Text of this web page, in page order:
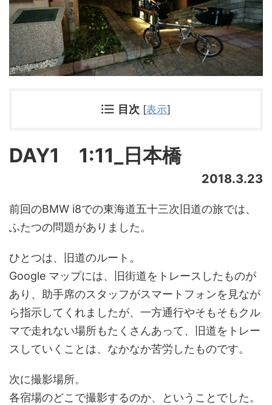
目次 [表示]
DAY1 1:11_日本橋
2018.3.23
前回のBMW i8での東海道五十三次旧道の旅では、
ふたつの問題がありました。
ひとつは、旧道のルート。
Google マップには、旧街道をトレースしたものが
あり、助手席のスタッフがスマートフォンを見なが
ら指示してくれましたが、一方通行やそもそもクル
マで走れない場所もたくさんあって、旧道をトレー
スしていくことは、なかなか苦労したものです。
次に撮影場所。
各宿場のどこで撮影するのか、ということでした。